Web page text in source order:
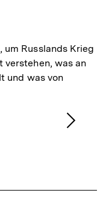
um Russlands Krieg
verstehen, was an
und was von